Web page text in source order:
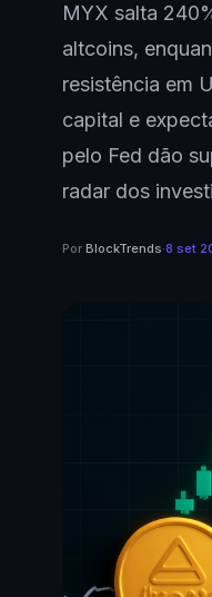
MYX salta
altcoins,
resistência em
capital e
pelo Fed dão
radar dos
Por BlockTrends·8 set